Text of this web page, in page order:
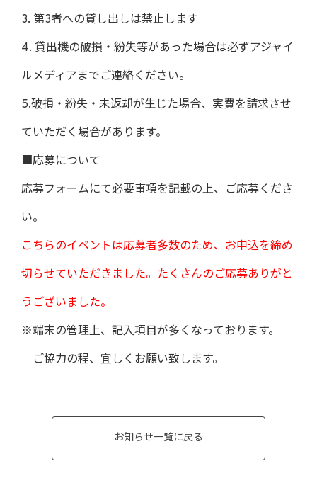
3. 第3者への貸し出しは禁止します
4. 貸出機の破損・紛失等があった場合は必ずアジャイ
ルメディアまでご連絡ください。
5.破損・紛失・未返却が生じた場合、実費を請求させ
ていただく場合があります。
■応募について
応募フォームにて必要事項を記載の上、ご応募くださ
い。
こちらのイベントは応募者多数のため、お申込を締め
切らせていただきました。たくさんのご応募ありがと
うございました。
※端末の管理上、記入項目が多くなっております。
ご協力の程、宜しくお願い致します。
お知らせ一覧に戻る